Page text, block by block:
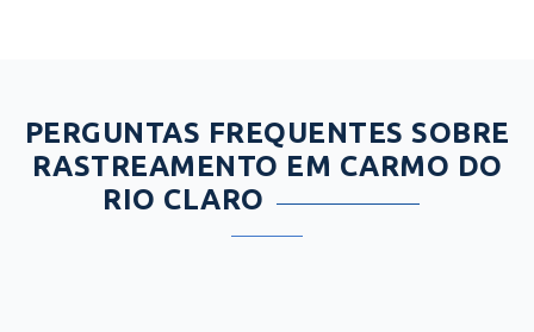
PERGUNTAS FREQUENTES SOBRE
RASTREAMENTO EM CARMO DO
RIO CLARO